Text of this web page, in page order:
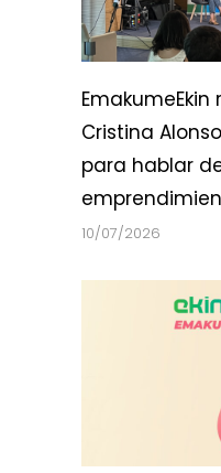
Cristina
para hablar
10/07/2026